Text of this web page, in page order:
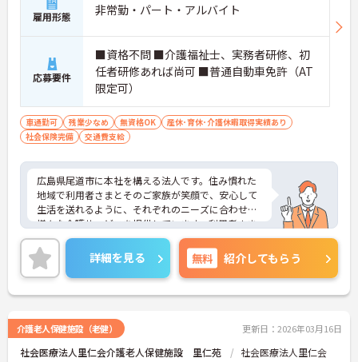
雇用形態 非常勤・パート・アルバイト
応募要件
■資格不問 ■介護福祉士、実務者研修、初
任者研修あれば尚可 ■普通自動車免許（AT
限定可）
車通勤可 残業少なめ 無資格OK
産休･育休･介護休暇取得実績あり
社会保険完備
交通費支給
広島県尾道市に本社を構える法人です。住み慣れた
地域で利用者さまとそのご家族が笑顔で、安心して
生活を送れるように、それぞれのニーズに合わせた
様々な介護サービスを提供しています。利用者さま
一人ひとりの生活ペースや価値観を大切にしなが
ら、丁寧なサポートを心がけています。
詳細を見る 無料 紹介してもらう
介護老人保健施設（老健） 更新日：2026年03月16日
社会医療法人里仁会介護老人保健施設 里仁苑 社会医療法人里仁会